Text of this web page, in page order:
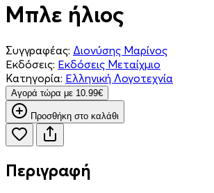
Μπλε ήλιος
Συγγραφέας: Διονύσης Μαρίνος
Εκδόσεις: Εκδόσεις Μεταίχμιο
Κατηγορία: Ελληνική Λογοτεχνία
Aγορά τώρα με 10.99€
Προσθήκη στο καλάθι
Περιγραφή